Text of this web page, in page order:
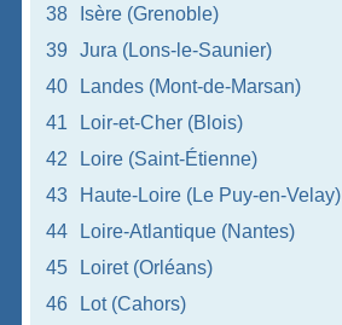
38
Isère (Grenoble)
39
Jura (Lons-le-Saunier)
40
Landes (Mont-de-Marsan)
41
Loir-et-Cher (Blois)
42
Loire (Saint-Étienne)
43
Haute-Loire (Le Puy-en-Velay)
44
Loire-Atlantique (Nantes)
45
Loiret (Orléans)
46
Lot (Cahors)